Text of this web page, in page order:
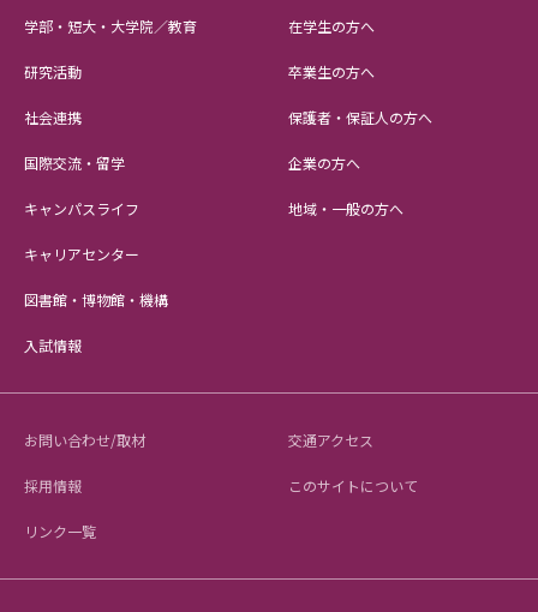
学部・短大・大学院／教育
研究活動
社会連携
国際交流・留学
キャンパスライフ
キャリアセンター
図書館・博物館・機構
入試情報
在学生の方へ
卒業生の方へ
保護者・保証人の方へ
企業の方へ
地域・一般の方へ
お問い合わせ/取材 交通アクセス
採用情報 このサイトについて
リンク一覧